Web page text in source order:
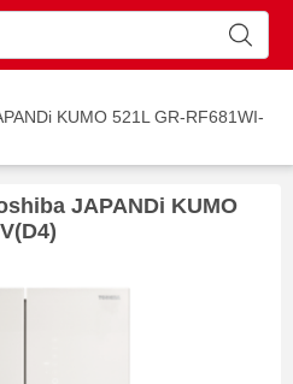
KUMO 521L GR-RF681WI-
JAPANDi KUMO